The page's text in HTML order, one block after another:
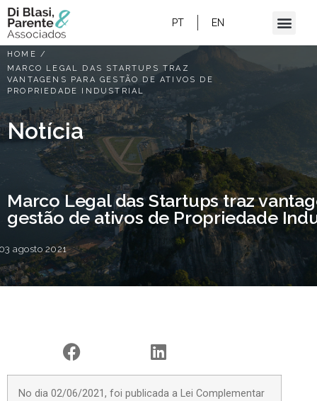
PT EN
HOME /
MARCO LEGAL DAS STARTUPS TRAZ
VANTAGENS PARA GESTÃO DE ATIVOS DE
PROPRIEDADE INDUSTRIAL
Notícia
Marco Legal das Startups traz
gestão de ativos de Propriedade
agosto 2021
No dia 02/06/2021, foi publicada a Lei Complementar